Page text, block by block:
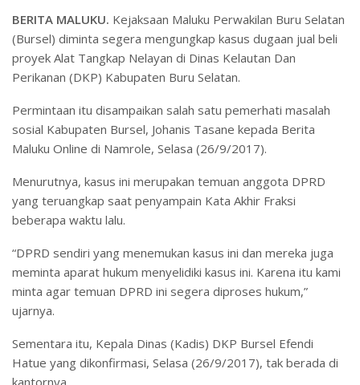
BERITA MALUKU. Kejaksaan Maluku Perwakilan Buru Selatan
(Bursel) diminta segera mengungkap kasus dugaan jual beli
proyek Alat Tangkap Nelayan di Dinas Kelautan Dan
Perikanan (DKP) Kabupaten Buru Selatan.
Permintaan itu disampaikan salah satu pemerhati masalah
sosial Kabupaten Bursel, Johanis Tasane kepada Berita
Maluku Online di Namrole, Selasa (26/9/2017).
Menurutnya, kasus ini merupakan temuan anggota DPRD
yang teruangkap saat penyampain Kata Akhir Fraksi
beberapa waktu lalu.
“DPRD sendiri yang menemukan kasus ini dan mereka juga
meminta aparat hukum menyelidiki kasus ini. Karena itu kami
minta agar temuan DPRD ini segera diproses hukum,”
ujarnya.
Sementara itu, Kepala Dinas (Kadis) DKP Bursel Efendi
Hatue yang dikonfirmasi, Selasa (26/9/2017), tak berada di
kantornya.